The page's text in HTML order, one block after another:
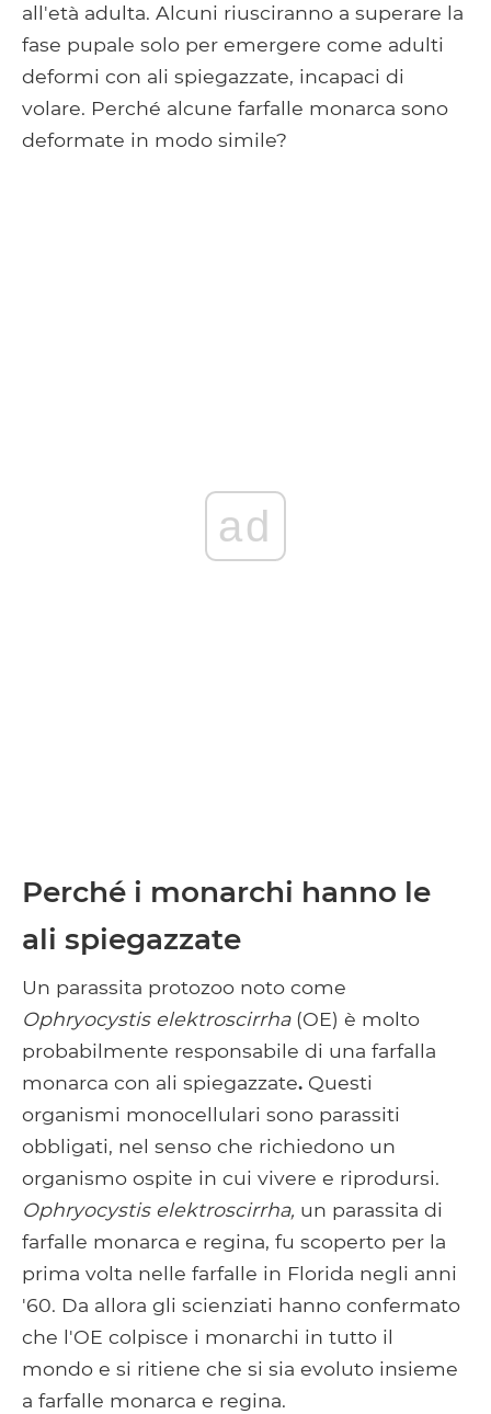
all'età adulta. Alcuni riusciranno a superare la
fase pupale solo per emergere come adulti
deformi con ali spiegazzate, incapaci di
volare. Perché alcune farfalle monarca sono
deformate in modo simile?
ad
Perché i monarchi hanno le
ali spiegazzate
Un parassita protozoo noto come
Ophryocystis elektroscirrha (OE) è molto
probabilmente responsabile di una farfalla
monarca con ali spiegazzate. Questi
organismi monocellulari sono parassiti
obbligati, nel senso che richiedono un
organismo ospite in cui vivere e riprodursi.
Ophryocystis elektroscirrha, un parassita di
farfalle monarca e regina, fu scoperto per la
prima volta nelle farfalle in Florida negli anni
'60. Da allora gli scienziati hanno confermato
che l'OE colpisce i monarchi in tutto il
mondo e si ritiene che si sia evoluto insieme
a farfalle monarca e regina.